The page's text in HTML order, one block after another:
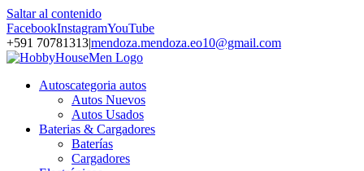
Saltar al contenido
FacebookInstagramYouTube
+591 70781313|mendoza.mendoza.eo10@gmail.com
Autoscategoria autos
Autos Nuevos
Autos Usados
Baterias & Cargadores
Baterías
Cargadores